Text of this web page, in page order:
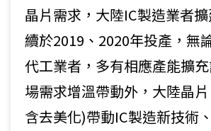
晶片需求，大陸IC製造業者
續於2019、2020年投產，無
代工業者，多有相應產能擴
場需求增溫帶動外，大陸晶
含去美化)帶動IC製造新技術